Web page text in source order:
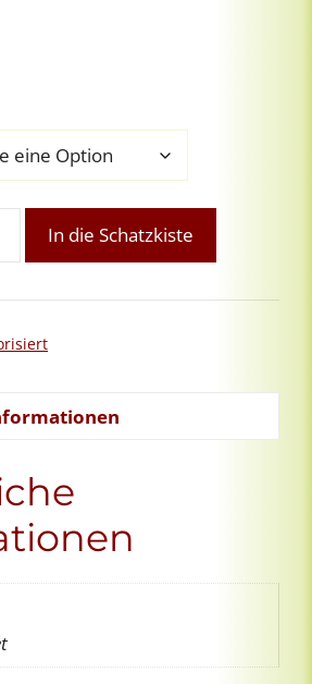
Orientierungsgespräch
In die Schatzkiste